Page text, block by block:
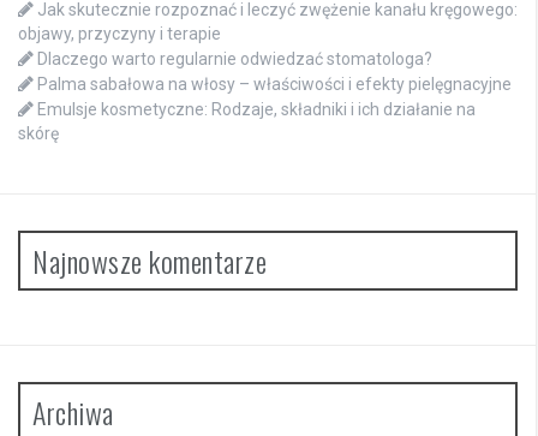
Jak skutecznie rozpoznać i leczyć zwężenie kanału kręgowego:
objawy, przyczyny i terapie
Dlaczego warto regularnie odwiedzać stomatologa?
Palma sabałowa na włosy – właściwości i efekty pielęgnacyjne
Emulsje kosmetyczne: Rodzaje, składniki i ich działanie na
skórę
Najnowsze komentarze
Archiwa